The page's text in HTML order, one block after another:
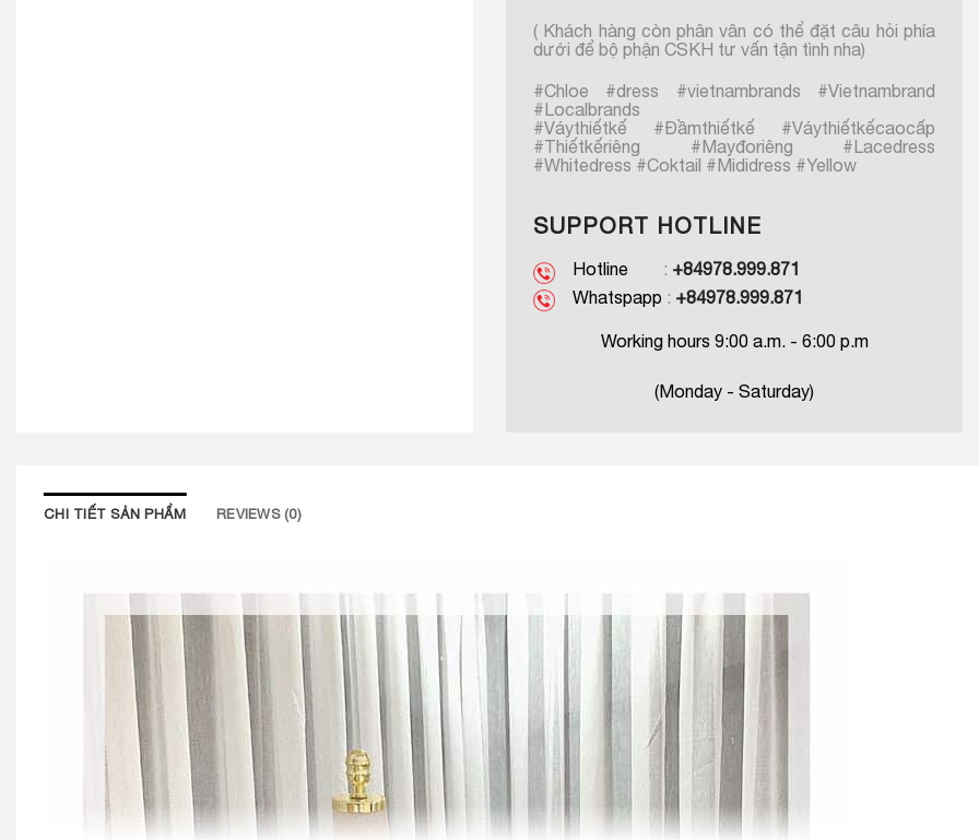
( Khách hàng còn phân vân có thể đặt câu hỏi phía
dưới để bộ phận CSKH tư vấn tận tình nha)
#Chloe #dress #vietnambrands #Vietnambrand
#Localbrands
#Váythiếtkế #Đầmthiếtkế #Váythiếtkếcaocấp
#Thiếtkếriêng #Mayđoriêng #Lacedress
#Whitedress #Coktail #Mididress #Yellow
SUPPORT HOTLINE
Hotline : +84978.999.871
Whatspapp : +84978.999.871
Working hours 9:00 a.m. - 6:00 p.m
(Monday - Saturday)
CHI TIẾT SẢN PHẨM REVIEWS (0)